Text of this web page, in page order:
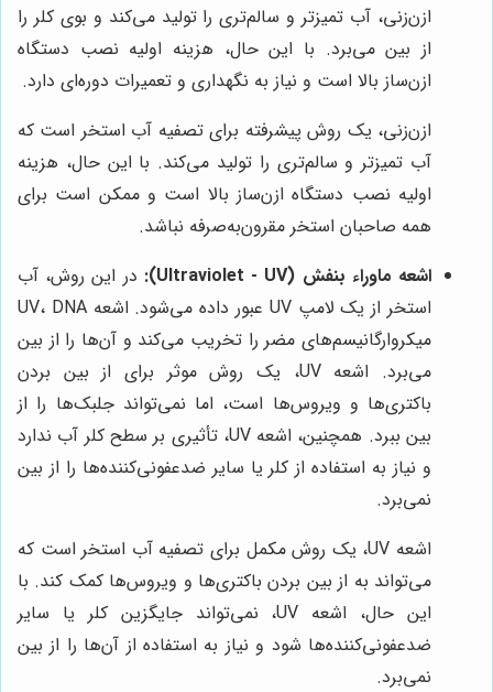
ازن‌زنی، آب تمیزتر و سالم‌تری را تولید می‌کند و بوی کلر را
از بین می‌برد. با این حال، هزینه اولیه نصب دستگاه
ازن‌ساز بالا است و نیاز به نگهداری و تعمیرات دوره‌ای دارد.
ازن‌زنی، یک روش پیشرفته برای تصفیه آب استخر است که
آب تمیزتر و سالم‌تری را تولید می‌کند. با این حال، هزینه
اولیه نصب دستگاه ازن‌ساز بالا است و ممکن است برای
همه صاحبان استخر مقرون‌به‌صرفه نباشد.
اشعه ماوراء بنفش (Ultraviolet - UV):
در این روش، آب
استخر از یک لامپ UV عبور داده می‌شود. اشعه UV، DNA
میکروارگانیسم‌های مضر را تخریب می‌کند و آن‌ها را از بین
می‌برد. اشعه UV، یک روش موثر برای از بین بردن
باکتری‌ها و ویروس‌ها است، اما نمی‌تواند جلبک‌ها را از
بین ببرد. همچنین، اشعه UV، تأثیری بر سطح کلر آب ندارد
و نیاز به استفاده از کلر یا سایر ضدعفونی‌کننده‌ها را از بین
نمی‌برد.
اشعه UV، یک روش مکمل برای تصفیه آب استخر است که
می‌تواند به از بین بردن باکتری‌ها و ویروس‌ها کمک کند. با
این حال، اشعه UV، نمی‌تواند جایگزین کلر یا سایر
ضدعفونی‌کننده‌ها شود و نیاز به استفاده از آن‌ها را از بین
نمی‌برد.